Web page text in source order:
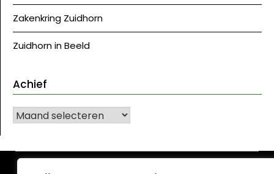
Zakenkring Zuidhorn
Zuidhorn in Beeld
Achief
Achief